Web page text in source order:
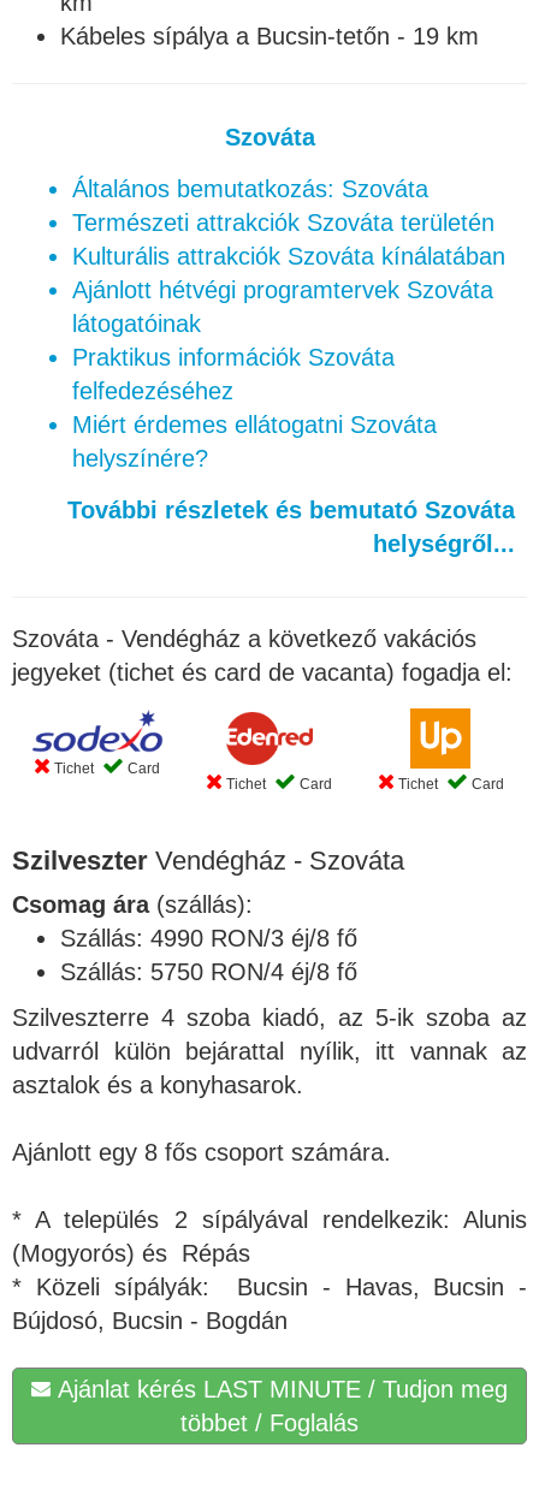
Kábeles sípálya a Bucsin-tetőn - 19 km
Szováta
Általános bemutatkozás: Szováta
Természeti attrakciók Szováta területén
Kulturális attrakciók Szováta kínálatában
Ajánlott hétvégi programtervek Szováta
látogatóinak
Praktikus információk Szováta
felfedezéséhez
Miért érdemes ellátogatni Szováta
helyszínére?
További részletek és bemutató Szováta
helységről...
Szováta - Vendégház a következő vakációs
jegyeket (tichet és card de vacanta) fogadja el:
Tichet
Card
Tichet
Card Tichet Card
Szilveszter Vendégház - Szováta
Csomag ára (szállás):
Szállás: 4990 RON/3 éj/8 fő
Szállás: 5750 RON/4 éj/8 fő
Szilveszterre 4 szoba kiadó, az 5-ik szoba az
udvarról külön bejárattal nyílik, itt vannak az
asztalok és a konyhasarok.
Ajánlott egy 8 fős csoport számára.
* A település 2 sípályával rendelkezik: Alunis
(Mogyorós) és Répás
* Közeli sípályák: Bucsin - Havas, Bucsin -
Bújdosó, Bucsin - Bogdán
Ajánlat kérés LAST MINUTE / Tudjon meg
többet / Foglalás